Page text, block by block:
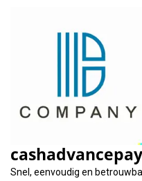
Snel, eenvoudig en